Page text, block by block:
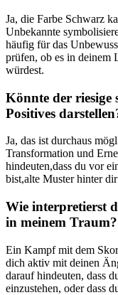
Ja, die Farbe Schwarz
Unbekannte
häufig für das⁢
prüfen,⁣ ob es in deinem
würdest.
Könnte ⁢der riesige
Positives⁣
Ja, das ist durchaus
Transformation und⁢
hindeuten,dass du vor
bist,alte Muster hinter ⁢dir
Wie interpretierst‍
in ‌meinem Traum?
Ein Kampf mit dem
⁢dich aktiv mit deinen
darauf hindeuten, dass
einzustehen, oder dass